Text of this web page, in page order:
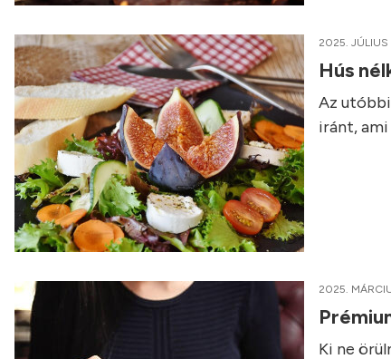
2025. JÚLIUS
Hús
Az
iránt,
2025.
Ki ne